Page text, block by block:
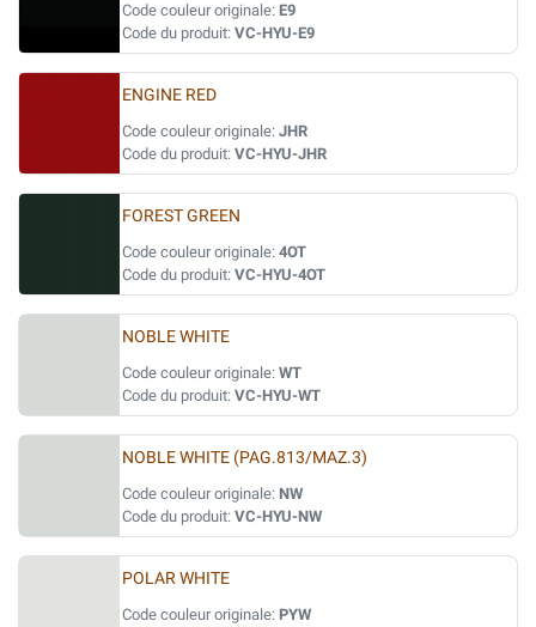
Code couleur originale: E9
Code du produit: VC-HYU-E9
ENGINE RED
Code couleur originale: JHR
Code du produit: VC-HYU-JHR
FOREST GREEN
Code couleur originale: 4OT
Code du produit: VC-HYU-4OT
NOBLE WHITE
Code couleur originale: WT
Code du produit: VC-HYU-WT
NOBLE WHITE (PAG.813/MAZ.3)
Code couleur originale: NW
Code du produit: VC-HYU-NW
POLAR WHITE
Code couleur originale: PYW